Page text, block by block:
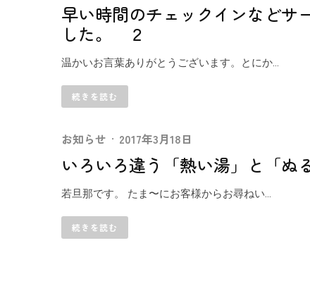
早い時間のチェックインなどサ
した。 ２
温かいお言葉ありがとうございます。とにか...
続きを読む
お知らせ · 2017年3月18日
いろいろ違う「熱い湯」と「ぬ
若旦那です。 たま〜にお客様からお尋ねい...
続きを読む